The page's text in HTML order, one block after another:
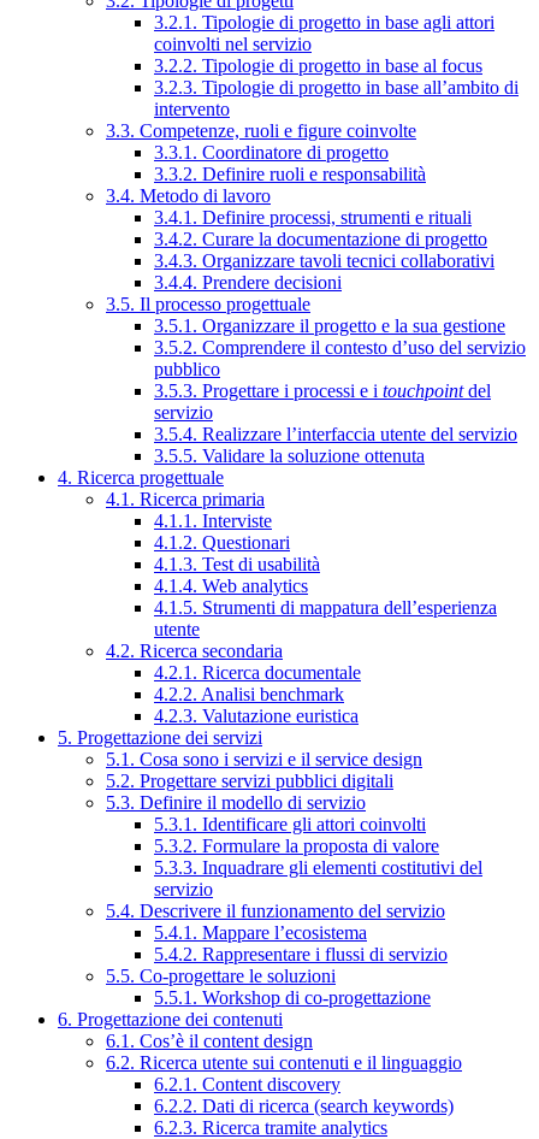
3.2.1. Tipologie di progetto in base agli attori
coinvolti nel servizio
3.2.2. Tipologie di progetto in base al focus
3.2.3. Tipologie di progetto in base all’ambito di
intervento
3.3. Competenze, ruoli e figure coinvolte
3.3.1. Coordinatore di progetto
3.3.2. Definire ruoli e responsabilità
3.4. Metodo di lavoro
3.4.1. Definire processi, strumenti e rituali
3.4.2. Curare la documentazione di progetto
3.4.3. Organizzare tavoli tecnici collaborativi
3.4.4. Prendere decisioni
3.5. Il processo progettuale
3.5.1. Organizzare il progetto e la sua gestione
3.5.2. Comprendere il contesto d’uso del servizio
pubblico
3.5.3. Progettare i processi e i touchpointdel
servizio
3.5.4. Realizzare l’interfaccia utente del servizio
3.5.5. Validare la soluzione ottenuta
4. Ricerca progettuale
4.1. Ricerca primaria
4.1.1. Interviste
4.1.2. Questionari
4.1.3. Test di usabilità
4.1.4. Web analytics
4.1.5. Strumenti di mappatura dell’esperienza
utente
4.2. Ricerca secondaria
4.2.1. Ricerca documentale
4.2.2. Analisi benchmark
4.2.3. Valutazione euristica
5. Progettazione dei servizi
5.1. Cosa sono i servizi e il service design
5.2. Progettare servizi pubblici digitali
5.3. Definire il modello di servizio
5.3.1. Identificare gli attori coinvolti
5.3.2. Formulare la proposta di valore
5.3.3. Inquadrare gli elementi costitutivi del
servizio
5.4. Descrivere il funzionamento del servizio
5.4.1. Mappare l’ecosistema
5.4.2. Rappresentare i flussi di servizio
5.5. Co-progettare le soluzioni
5.5.1. Workshop di co-progettazione
6. Progettazione dei contenuti
6.1. Cos’è il content design
6.2. Ricerca utente sui contenuti e il linguaggio
6.2.1. Content discovery
6.2.2. Dati di ricerca (search keywords)
6.2.3. Ricerca tramite analytics